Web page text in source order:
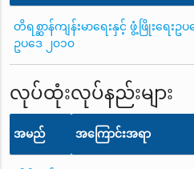
တိရစ္ဆာန်ကျန်းမာရေးနှင့် ဖွံ့ဖြိုးရေ
ဥပဒေ ၂၀၁၀
လုပ်ထုံးလုပ်နည်းများ
အမည် အကြောင်းအရာ